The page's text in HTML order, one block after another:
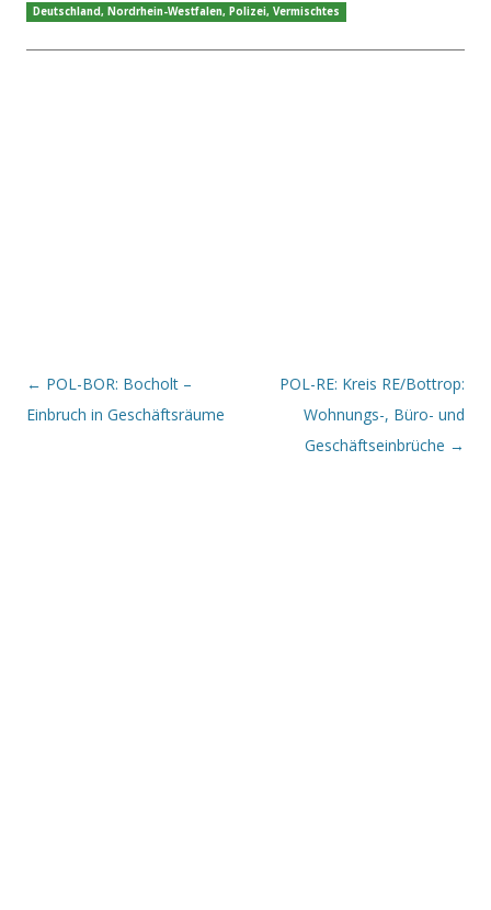
Deutschland, Nordrhein-Westfalen, Polizei, Vermischtes
Beitrags-Navigation
← POL-BOR: Bocholt –
Einbruch in Geschäftsräume
POL-RE: Kreis RE/Bottrop:
Wohnungs-, Büro- und
Geschäftseinbrüche →